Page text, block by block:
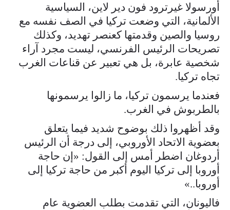
أورسولا غيرترود فون دير لاين، السياسية
الألمانية، التي وضعت تركيا في الصف نفسه مع
روسيا والصين وقدمتها كعنصر تهديد، وكذلك
تصريحات الرئيس الفرنسي، ليست مجرد آراء
شخصية عابرة، بل هي تعبير عن قناعات الغرب
تجاه تركيا.
فعندما يرسمون تركيا، ما زالوا يرسمونها
بالطربوش في الغرب.
وقد أظهروا ذلك بوضوح شديد فيما يتعلق
بعضوية الاتحاد الأوروبي، إلى درجة أن الرئيس
أردوغان اضطر أمس إلى القول: «إن حاجة
أوروبا إلى تركيا اليوم أكبر من حاجة تركيا إلى
أوروبا..»
فاليونان، التي تقدمت بطلب العضوية عام